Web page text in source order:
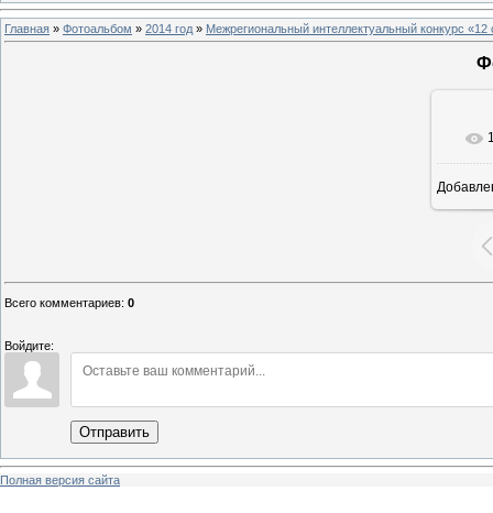
Главная » Фотоальбом » 2014 год » Межрегиональный интеллектуальный конкурс
Всего комментариев: 0
Войдите:
Отправить
Полная версия сайта